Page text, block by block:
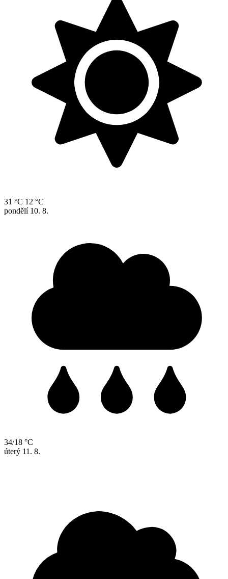
31 °C 12 °C
pondělí 10. 8.
34/18 °C
úterý 11. 8.